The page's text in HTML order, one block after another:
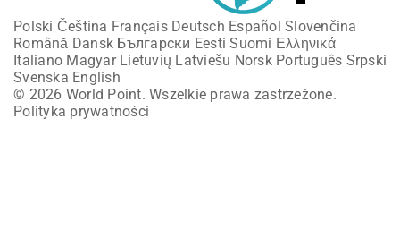
Polski Čeština Français Deutsch Español Slovenčina
Română Dansk Български Eesti Suomi Ελληνικά
Italiano Magyar Lietuvių Latviešu Norsk Português Srpski
Svenska English
© 2026 World Point. Wszelkie prawa zastrzeżone.
Polityka prywatności